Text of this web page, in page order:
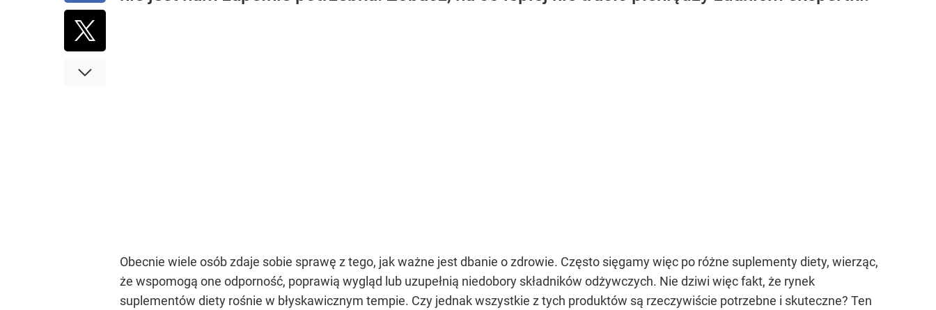
Obecnie wiele osób zdaje sobie sprawę z tego, jak ważne jest dbanie o zdrowie. Często sięgamy więc po różne suplementy diety, wierząc,
że wspomogą one odporność, poprawią wygląd lub uzupełnią niedobory składników odżywczych. Nie dziwi więc fakt, że rynek
suplementów diety rośnie w błyskawicznym tempie. Czy jednak wszystkie z tych produktów są rzeczywiście potrzebne i skuteczne? Ten